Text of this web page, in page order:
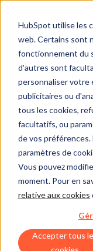
HubSpot utilise les
web. Certains sont
fonctionnement du
d'autres sont
personnaliser votre
publicitaires ou
tous les cookies,
facultatifs, ou
de vos préférences.
paramètres de
Vous pouvez
moment. Pour en
relative aux cookies
Accepter tous
POUR
Des
mutuelle et des
de HubSpot,
aux ressources
présentes
HubSpot dans le
partenaires